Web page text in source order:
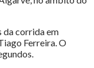
da corrida em
Ferreira. O